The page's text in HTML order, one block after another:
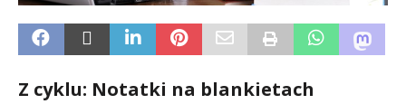
Z cyklu: Notatki na blankietach